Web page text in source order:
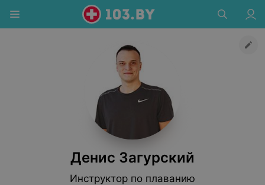
Денис Загурский
Инструктор по плаванию